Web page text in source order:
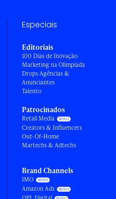
Especiais
Editoriais
100 Dias de Inovação
Marketing na Olimpíada
Drops Agências &
Anunciantes
Talento
Patrocinados
Retail Media
Creators & Influencers
Out-Of-Home
Martechs & Adtechs
Brand Channels
IMO
Amazon Ads